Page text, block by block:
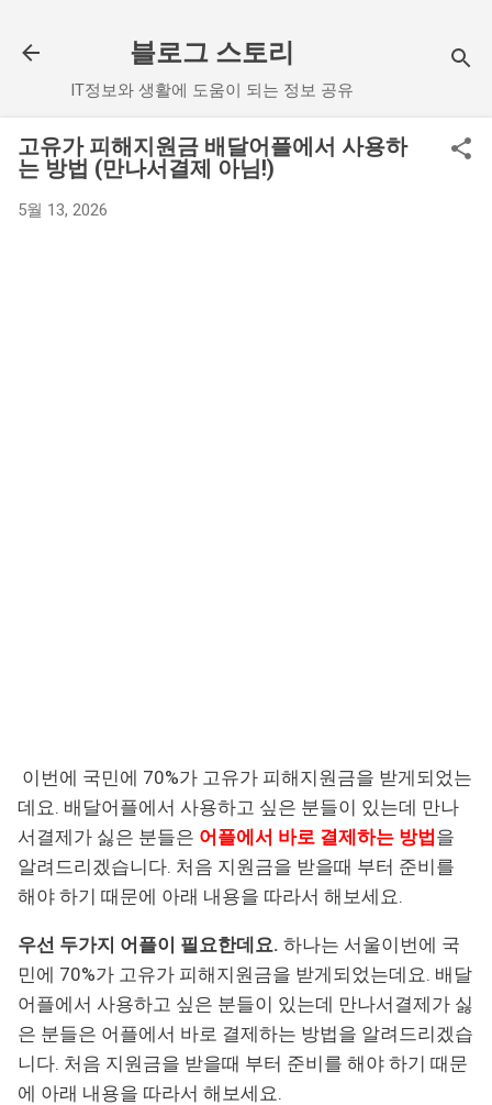
블로그 스토리
IT정보와 생활에 도움이 되는 정보 공유
고유가 피해지원금 배달어플에서 사용하
는 방법 (만나서결제 아님!)
5월 13, 2026
이번에 국민에 70%가 고유가 피해지원금을 받게되었는
데요. 배달어플에서 사용하고 싶은 분들이 있는데 만나
서결제가 싫은 분들은 어플에서 바로 결제하는 방법을
알려드리겠습니다. 처음 지원금을 받을때 부터 준비를
해야 하기 때문에 아래 내용을 따라서 해보세요.
우선 두가지 어플이 필요한데요. 하나는 서울이번에 국
민에 70%가 고유가 피해지원금을 받게되었는데요. 배달
어플에서 사용하고 싶은 분들이 있는데 만나서결제가 싫
은 분들은 어플에서 바로 결제하는 방법을 알려드리겠습
니다. 처음 지원금을 받을때 부터 준비를 해야 하기 때문
에 아래 내용을 따라서 해보세요.